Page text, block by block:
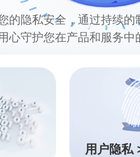
的隐私安全，通过持续的
心守护您在产品和服务中
用户隐私